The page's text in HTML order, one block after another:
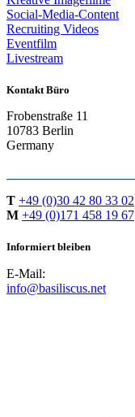
Social-Media-Content
Recruiting Videos
Eventfilm
Livestream
Kontakt Büro
Frobenstraße 11
10783 Berlin
Germany
T +49 (0)30 42 80 33 02
M +49 (0)171 458 19 67
Informiert bleiben
E-Mail:
info@basiliscus.net